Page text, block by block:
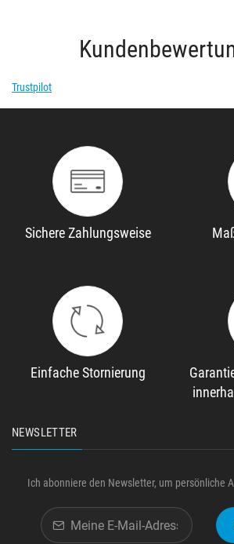
Trustpilot
Sichere Zahlungsweise
Einfache Stornierung
NEWSLETTER
Ich abonniere den Newsletter, um persönliche